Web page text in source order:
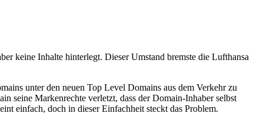
keine Inhalte hinterlegt. Dieser Umstand bremste die Lufthansa
unter den neuen Top Level Domains aus dem Verkehr zu
seine Markenrechte verletzt, dass der Domain-Inhaber selbst
einfach, doch in dieser Einfachheit steckt das Problem.